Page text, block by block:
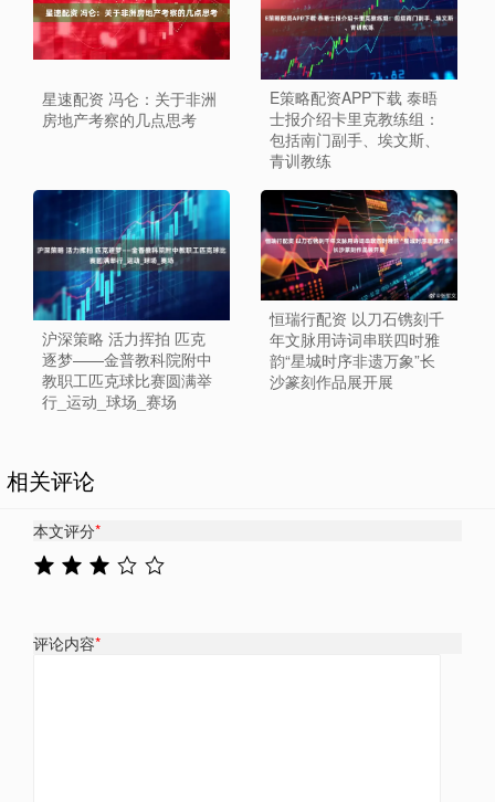
星速配资 冯仑：关于非洲
房地产考察的几点思考
E策略配资APP下载 泰晤
士报介绍卡里克教练组：
包括南门副手、埃文斯、
青训教练
沪深策略 活力挥拍 匹克
逐梦——金普教科院附中
教职工匹克球比赛圆满举
行_运动_球场_赛场
恒瑞行配资 以刀石镌刻千
年文脉用诗词串联四时雅
韵“星城时序非遗万象”长
沙篆刻作品展开展
相关评论
本文评分*
评论内容*